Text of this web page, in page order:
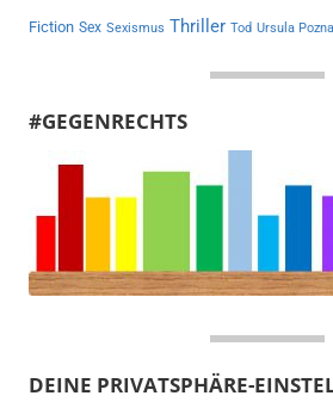
Fiction Sex Sexismus Thriller Tod Ursula
#GEGENRECHTS
DEINE PRIVATSPHÄRE-